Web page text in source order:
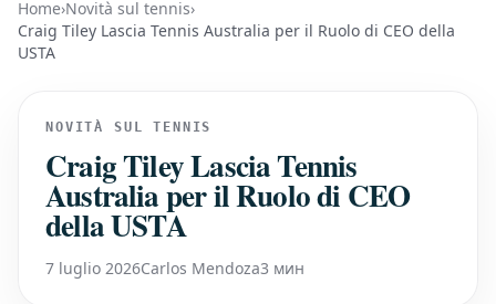
Home›Novità sul tennis›
Craig Tiley Lascia Tennis Australia per il Ruolo di CEO della
USTA
NOVITÀ SUL TENNIS
Craig Tiley Lascia Tennis
Australia per il Ruolo di CEO
della USTA
7 luglio 2026Carlos Mendoza3 мин